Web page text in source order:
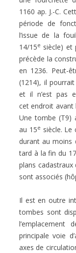
1160 ap. J.-C.
période de
l’issue de la
14/15e siècle) et
précède la
en 1236. Peut-
(1214), il
et il n’est pas
cetendroit avant
Une tombe (T9)
au 15e siècle.
durant au moins
tard à la fin du 17
plans
sont associés
Il est en outre
tombes sont
principale voie
axes de